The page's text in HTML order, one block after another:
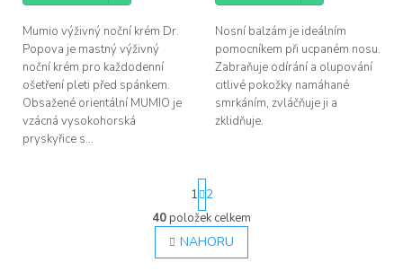
Mumio výživný noční krém Dr.
Popova je mastný výživný
noční krém pro každodenní
ošetření pleti před spánkem.
Obsažené orientální MUMIO je
vzácná vysokohorská
pryskyřice s...
Nosní balzám je ideálním
pomocníkem při ucpaném nosu.
Zabraňuje odírání a olupování
citlivé pokožky namáhané
smrkáním, zvláčňuje ji a
zklidňuje.
O
v
l
S
t
r
á
n
k
1 2
40 položek celkem
NAHORU